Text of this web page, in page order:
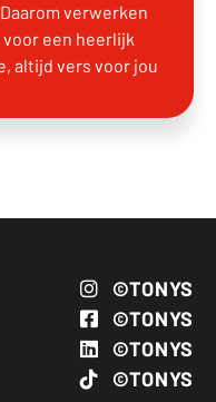
verwerken
een heerlijk
altijd vers voor jou
©TONYS
©TONYS
©TONYS
©TONYS